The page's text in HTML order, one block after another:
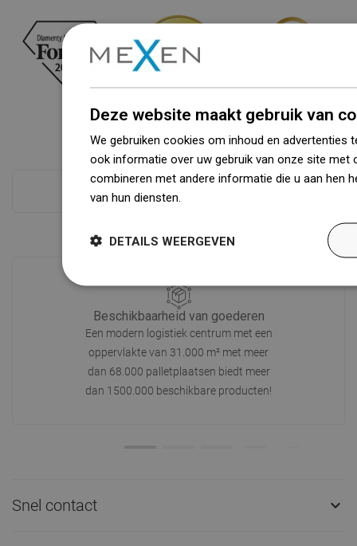
Zie alles
Beschikbaarheid van goederen
Een modern logistiek centrum met een
oppervlakte van 31.000 m² met meer
dan 68.000 palletplaatsen biedt meer
dan 1500.000 beschikbare producten!
Snel contact 
Deze website maakt gebruik van
We gebruiken cookies om inhoud en advertenties
ook informatie over uw gebruik van onze site met
combineren met andere informatie die u aan hen
van hun diensten.
DETAILS WEERGEVEN